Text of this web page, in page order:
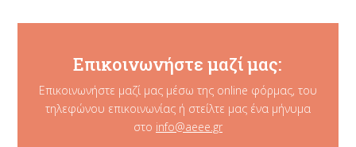
Επικοινωνήστε μαζί μας:
Επικοινωνήστε μαζί μας μέσω της online φόρμας, του
τηλεφώνου επικοινωνίας ή στείλτε μας ένα μήνυμα
στο info@aeee.gr